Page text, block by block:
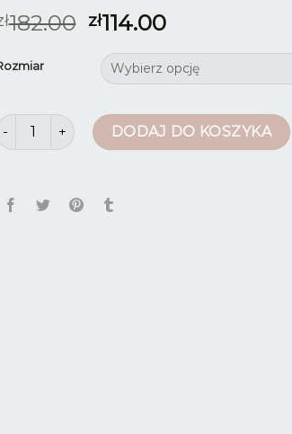
182.00 zł114.00
legginsy bawełnianeDODAJ DO KOSZYKA